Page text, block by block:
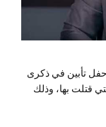
تأبين في ذكرى
قتلت بها، وذلك